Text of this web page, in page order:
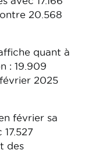
20.568
quant à
: 19.909
2025
février sa
des